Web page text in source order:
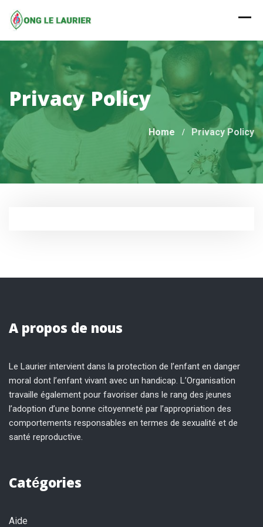
content
Privacy Policy
Home Privacy Policy
A propos de nous
Le Laurier intervient dans la protection de l’enfant en danger
moral dont l’enfant vivant avec un handicap. L’Organisation
travaille également pour favoriser dans le rang des jeunes
l’adoption d’une bonne citoyenneté par l’appropriation des
comportements responsables en termes de sexualité et de
santé reproductive.
Catégories
Aide